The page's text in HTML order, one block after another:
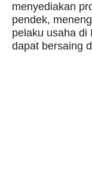
menyediakan
pendek,
pelaku usaha di
dapat bersaing